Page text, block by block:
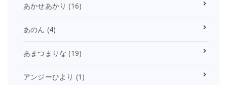
あかせあかり (16)
あのん (4)
あまつまりな (19)
アンジーひより (1)